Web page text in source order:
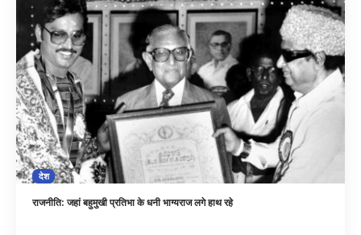
देश
राजनीति: जहां बहुमुखी प्रतिभा के धनी भाग्यराज लगे हाथ रहे